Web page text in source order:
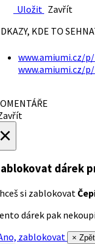
Uložit Zavřít
KDE TO
www.amiumi.cz/
www.amiumi.cz/
dárek
si zablokovat
dárek pak
zablokovat
× Zpět